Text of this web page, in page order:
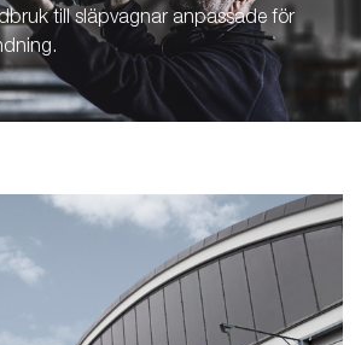
till släpvagnar anpassade för